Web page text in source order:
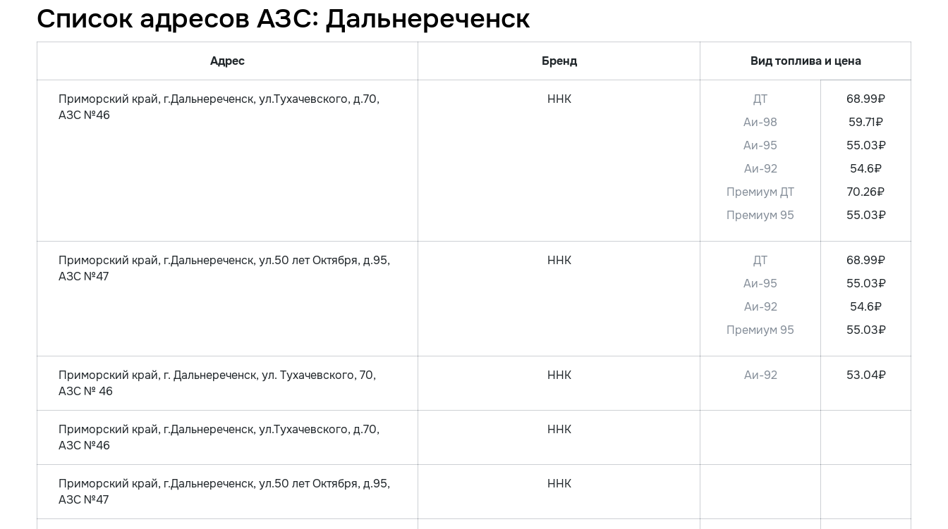
Список адресов АЗС: Дальнереченск
Адрес Бренд Вид топлива и цена
Приморский край, г.Дальнереченск, ул.Тухачевского, д.70,
АЗС №46
ННК
ДТ
Аи-98
Аи-95
Аи-92
Премиум ДТ
Премиум 95
68.99₽
59.71₽
55.03₽
54.6₽
70.26₽
55.03₽
Приморский край, г.Дальнереченск, ул.50 лет Октября, д.95,
АЗС №47
ННК
ДТ
Аи-95
Аи-92
Премиум 95
68.99₽
55.03₽
54.6₽
55.03₽
Приморский край, г. Дальнереченск, ул. Тухачевского, 70,
АЗС № 46
ННК Аи-92 53.04₽
Приморский край, г.Дальнереченск, ул.Тухачевского, д.70,
АЗС №46
ННК
Приморский край, г.Дальнереченск, ул.50 лет Октября, д.95,
АЗС №47
ННК